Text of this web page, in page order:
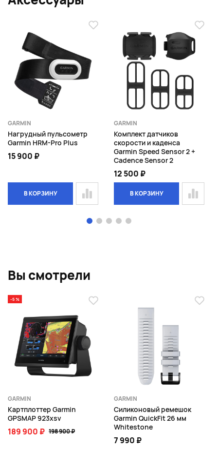
GARMIN
Нагрудный пульсометр
Garmin HRM-Pro Plus
15 900 ₽
В КОРЗИНУ
GARMIN
Комплект датчиков
скорости и каденса
Garmin Speed Sensor 2 +
Cadence Sensor 2
12 500 ₽
В КОРЗИНУ
Вы смотрели
-5 %
GARMIN
Картплоттер Garmin
GPSMAP 923xsv
189 900 ₽ 198 900 ₽
GARMIN
Силиконовый ремешок
Garmin QuickFit 26 мм
Whitestone
7 990 ₽